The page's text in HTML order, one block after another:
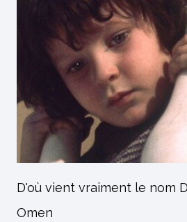
D'où vient vraiment le nom
Omen